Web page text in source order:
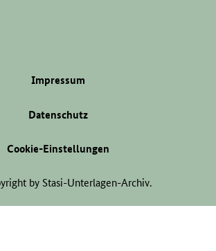
Impressum
Datenschutz
Cookie-Einstellungen
by Stasi-Unterlagen-Archiv.